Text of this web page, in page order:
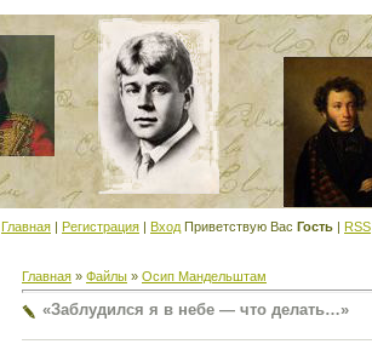
Главная | Регистрация | Вход Приветствую Вас Гость | RSS
Главная » Файлы » Осип Мандельштам
«Заблудился я в небе — что делать…»